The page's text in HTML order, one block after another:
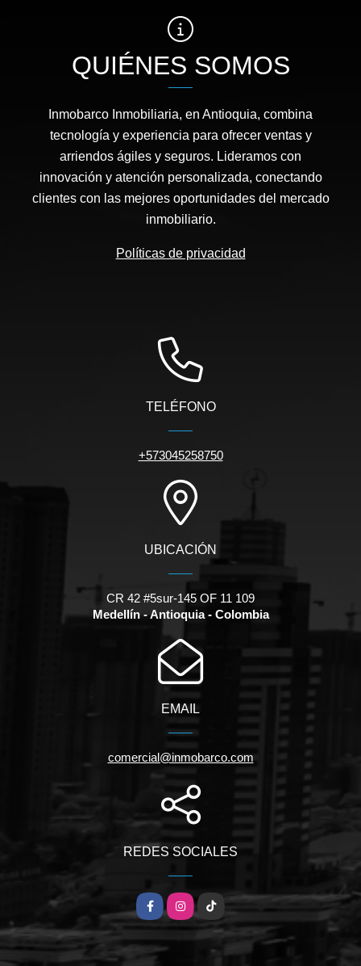
QUIÉNES SOMOS
Inmobarco Inmobiliaria, en Antioquia, combina
tecnología y experiencia para ofrecer ventas y
arriendos ágiles y seguros. Lideramos con
innovación y atención personalizada, conectando
clientes con las mejores oportunidades del mercado
inmobiliario.
Políticas de privacidad
TELÉFONO
+573045258750
UBICACIÓN
CR 42 #5sur-145 OF 11 109
Medellín - Antioquia - Colombia
EMAIL
comercial@inmobarco.com
REDES SOCIALES
FacebookInstagramTikTok